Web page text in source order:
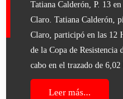
Tatiana Calderón, P. 13
Claro. Tatiana Calderón,
Claro, participó en las 12
de la Copa de
cabo en el trazado de
Leer más...